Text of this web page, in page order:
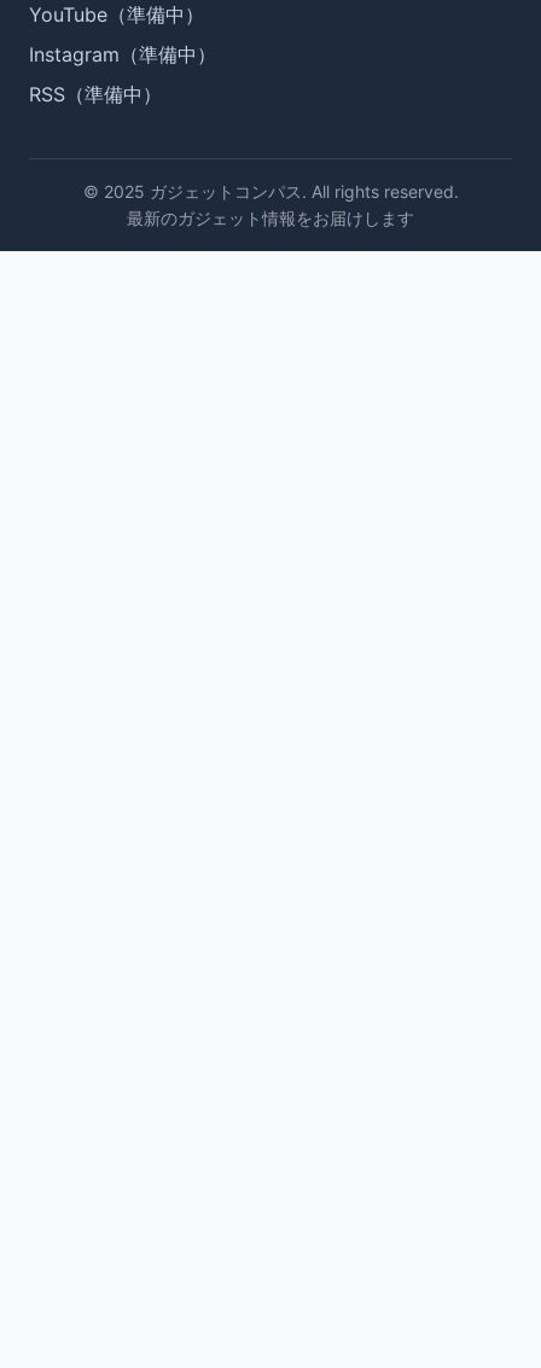
YouTube（準備中）
Instagram（準備中）
RSS（準備中）
© 2025 ガジェットコンパス. All rights reserved.
最新のガジェット情報をお届けします